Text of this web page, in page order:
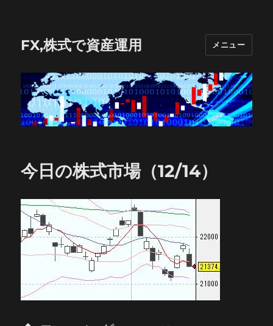
FX,株式で資産運用 メニュー
今日の株式市場（12/14）